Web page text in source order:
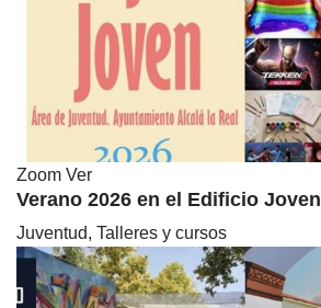
Zoom Ver
Verano 2026 en el Edificio Joven
Juventud, Talleres y cursos